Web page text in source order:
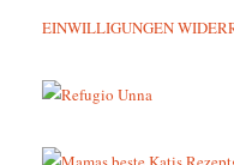
EINWILLIGUNGEN